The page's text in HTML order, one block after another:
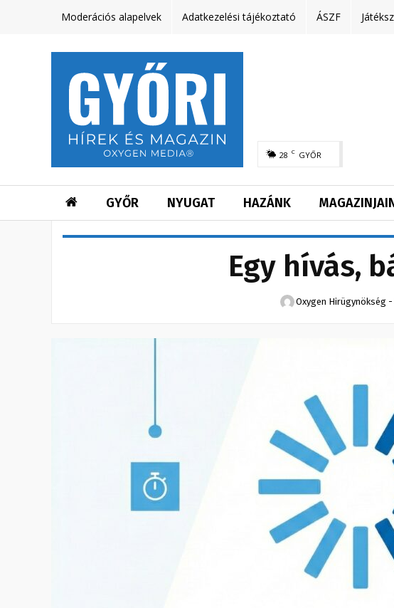
Moderációs alapelvek Adatkezelési tájékoztató ÁSZF
28 C GYŐR
GYŐR NYUGAT HAZÁNK
Egy hívás,
Oxygen Hirügynökség -